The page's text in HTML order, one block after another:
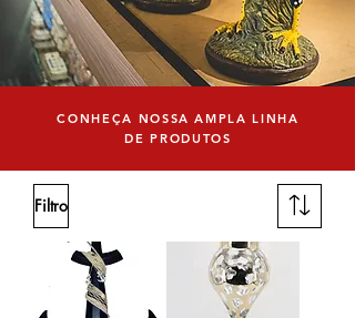
CONHEÇA NOSSA AMPLA LINHA
DE PRODUTOS
Filtro